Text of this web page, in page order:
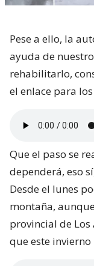
Pese a ello, la
ayuda de
rehabilitarlo,
el enlace para
Que el paso se
dependerá, eso
Desde el lunes
montaña,
provincial de Los
que este